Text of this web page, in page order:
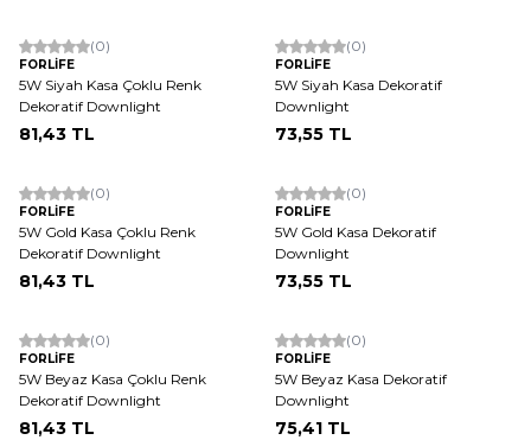
(0)
FORLİFE
5W Siyah Kasa Çoklu Renk
Dekoratif Downlight
81,43 TL
(0)
FORLİFE
5W Siyah Kasa Dekoratif
Downlight
73,55 TL
(0)
FORLİFE
5W Gold Kasa Çoklu Renk
Dekoratif Downlight
81,43 TL
(0)
FORLİFE
5W Gold Kasa Dekoratif
Downlight
73,55 TL
(0)
FORLİFE
5W Beyaz Kasa Çoklu Renk
Dekoratif Downlight
81,43 TL
(0)
FORLİFE
5W Beyaz Kasa Dekoratif
Downlight
75,41 TL